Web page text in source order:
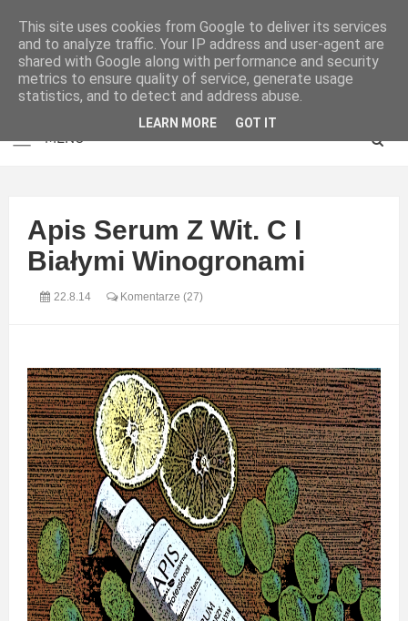
Apis Serum Z Wit. C I
Białymi Winogronami
22.8.14 Komentarze (27)
This site uses cookies from Google to deliver its services
and to analyze traffic. Your IP address and user-agent are
shared with Google along with performance and security
metrics to ensure quality of service, generate usage
statistics, and to detect and address abuse.
LEARN MORE GOT IT